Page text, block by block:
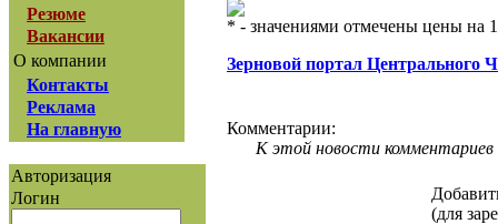
Резюме
Вакансии
О компании
Контакты
Реклама
На главную
Авторизация
Логин
* - значениями отмечены цены на
Зерновой портал Центрального
Комментарии:
К этой новости комментариев
(для